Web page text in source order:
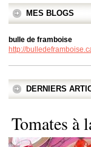
MES BLOGS
bulle de framboise
http://
DERNIERS
Tomates à